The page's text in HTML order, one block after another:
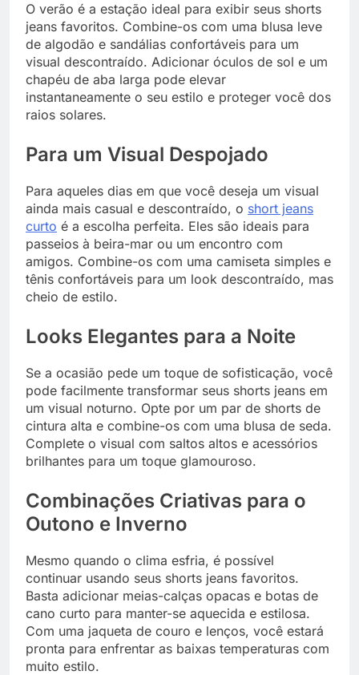
O verão é a estação ideal para exibir seus shorts
jeans favoritos. Combine-os com uma blusa leve
de algodão e sandálias confortáveis para um
visual descontraído. Adicionar óculos de sol e um
chapéu de aba larga pode elevar
instantaneamente o seu estilo e proteger você dos
raios solares.
Para um Visual Despojado
Para aqueles dias em que você deseja um visual
ainda mais casual e descontraído, o short jeans
curto é a escolha perfeita. Eles são ideais para
passeios à beira-mar ou um encontro com
amigos. Combine-os com uma camiseta simples e
tênis confortáveis para um look descontraído, mas
cheio de estilo.
Looks Elegantes para a Noite
Se a ocasião pede um toque de sofisticação, você
pode facilmente transformar seus shorts jeans em
um visual noturno. Opte por um par de shorts de
cintura alta e combine-os com uma blusa de seda.
Complete o visual com saltos altos e acessórios
brilhantes para um toque glamouroso.
Combinações Criativas para o
Outono e Inverno
Mesmo quando o clima esfria, é possível
continuar usando seus shorts jeans favoritos.
Basta adicionar meias-calças opacas e botas de
cano curto para manter-se aquecida e estilosa.
Com uma jaqueta de couro e lenços, você estará
pronta para enfrentar as baixas temperaturas com
muito estilo.